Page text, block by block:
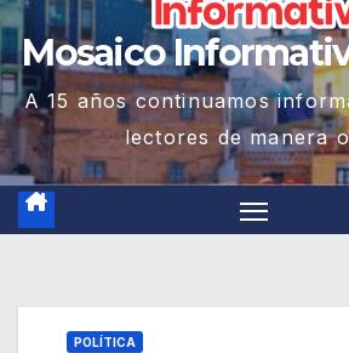
Mosaico
A 15 años continuamos
lectores de manera
POLÍTICA